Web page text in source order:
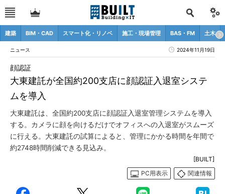
建築 BIM・CAD スマート化・リノベ 施工・現場管理 BAS・FM 土木
ニュース 2024年11月19日
大東建託が全国約200支店に顔認証入退室システ
ムを導入
顔認証
大東建託は、全国約200支店に顔認証入退室管理システムを導入
する。カメラに顔を向けるだけでオフィスへの入退室がスムーズ
に行える。大東建託の試算によると、管理にかかる時間を年間で
約2748時間削減できる見込み。
[BUILT]
PC用表示
関連情報